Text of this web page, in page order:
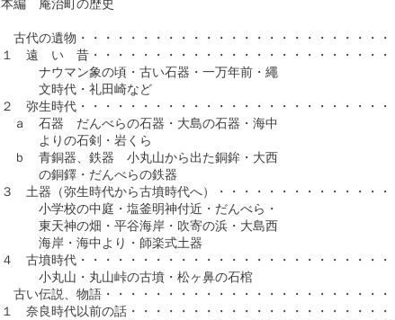
本編　庵治町の歴史
古代の遺物・・・・・・・・・・・・・・・・・・・・・・・・・
１　遠　い　昔・・・・・・・・・・・・・・・・・・・・・・・・
ナウマン象の頃・古い石器・一万年前・繩
文時代・礼田崎など
２　弥生時代・・・・・・・・・・・・・・・・・・・・・・・・
ａ　石器　だんべらの石器・大島の石器・海中
よりの石剣・岩くら
ｂ　青銅器、鉄器　小丸山から出た銅鉾・大西
の銅鐸・だんべらの鉄器
３　土器（弥生時代から古墳時代へ）・・・・・・・・・・・・・
小学校の中庭・塩釜明神付近・だんべら・
東天神の畑・平谷海岸・吹寄の浜・大島西
海岸・海中より・師楽式土器
４　古墳時代・・・・・・・・・・・・・・・・・・・・・・・・
小丸山・丸山峠の古墳・松ヶ鼻の石棺
古い伝説、物語・・・・・・・・・・・・・・・・・・・・・・・
１　奈良時代以前の話・・・・・・・・・・・・・・・・・・・・